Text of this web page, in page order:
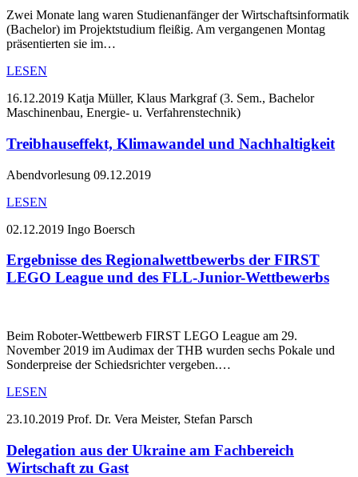
Zwei Monate lang waren Studienanfänger der Wirtschaftsinformatik
(Bachelor) im Projektstudium fleißig. Am vergangenen Montag
präsentierten sie im…
LESEN
16.12.2019 Katja Müller, Klaus Markgraf (3. Sem., Bachelor
Maschinenbau, Energie- u. Verfahrenstechnik)
Treibhauseffekt, Klimawandel und Nachhaltigkeit
Abendvorlesung 09.12.2019
LESEN
02.12.2019 Ingo Boersch
Ergebnisse des Regionalwettbewerbs der FIRST
LEGO League und des FLL-Junior-Wettbewerbs
Beim Roboter-Wettbewerb FIRST LEGO League am 29.
November 2019 im Audimax der THB wurden sechs Pokale und
Sonderpreise der Schiedsrichter vergeben.…
LESEN
23.10.2019 Prof. Dr. Vera Meister, Stefan Parsch
Delegation aus der Ukraine am Fachbereich
Wirtschaft zu Gast